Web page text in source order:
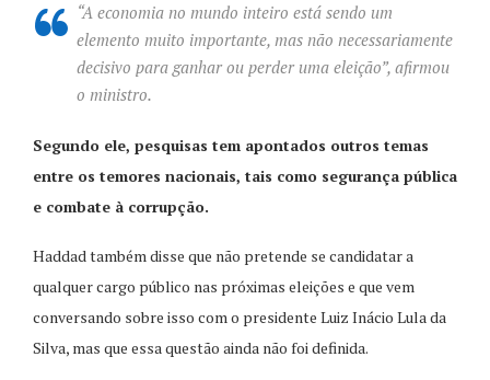
“A economia no mundo inteiro está sendo um
elemento muito importante, mas não necessariamente
decisivo para ganhar ou perder uma eleição”, afirmou
o ministro.
Segundo ele, pesquisas tem apontados outros temas
entre os temores nacionais, tais como segurança pública
e combate à corrupção.
Haddad também disse que não pretende se candidatar a
qualquer cargo público nas próximas eleições e que vem
conversando sobre isso com o presidente Luiz Inácio Lula da
Silva, mas que essa questão ainda não foi definida.